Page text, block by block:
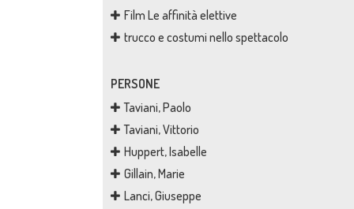
Film Le affinità elettive
trucco e costumi nello spettacolo
PERSONE
Taviani, Paolo
Taviani, Vittorio
Huppert, Isabelle
Gillain, Marie
Lanci, Giuseppe